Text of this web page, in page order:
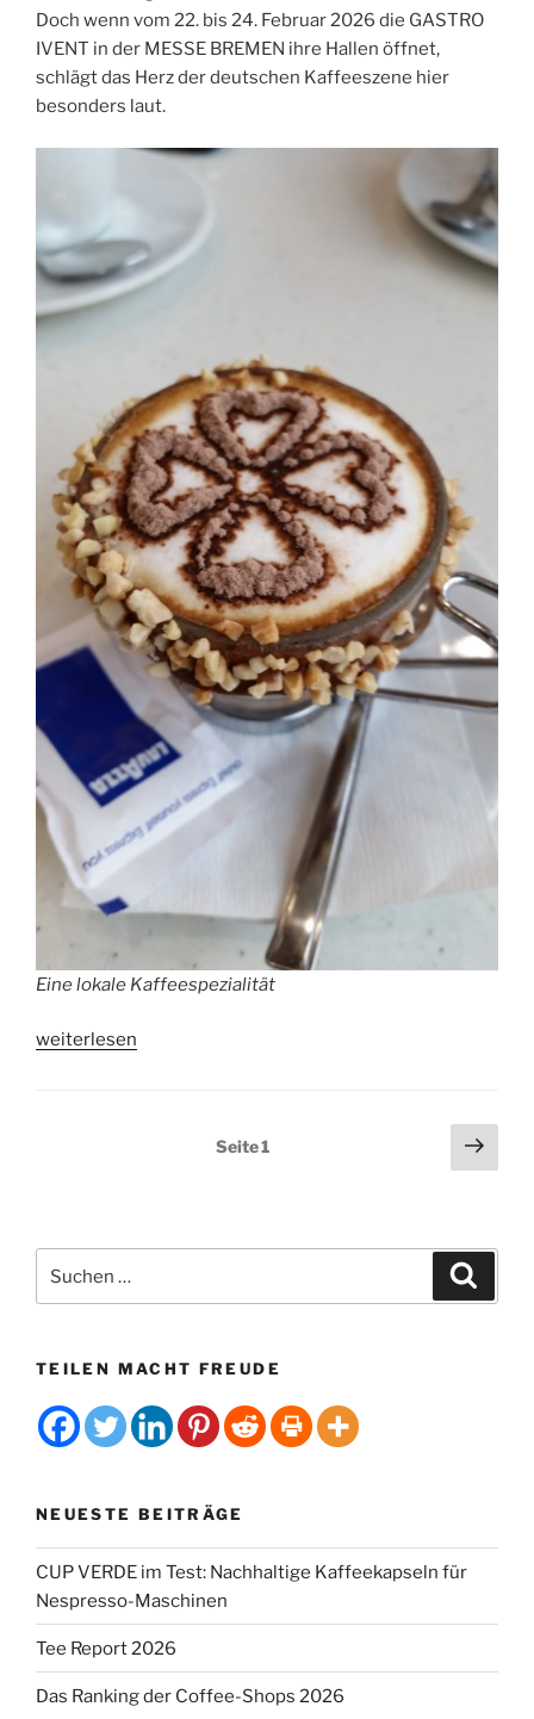
Doch wenn vom 22. bis 24. Februar 2026 die GASTRO
IVENT in der MESSE BREMEN ihre Hallen öffnet,
schlägt das Herz der deutschen Kaffeeszene hier
besonders laut.
Eine lokale Kaffeespezialität
„GASTRO
weiterlesen
Seitennummerierung
Seite1
nach:
TEILEN MACHT FREUDE
NEUESTE BEITRÄGE
CUP VERDE im Test: Nachhaltige Kaffeekapseln für
Nespresso-Maschinen
Tee Report 2026
Das Ranking der Coffee-Shops 2026